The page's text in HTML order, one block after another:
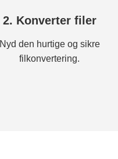
2. Konverter filer
Nyd den hurtige og sikre
filkonvertering.